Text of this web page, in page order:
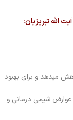
الله تبریزیان:
میدهد و برای بهبود
شیمی درمانی و